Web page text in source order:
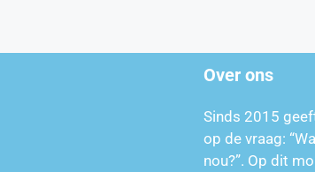
Over ons
Sinds 2015
op de vraag:
nou?”. Op dit